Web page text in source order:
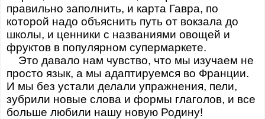
правильно заполнить, и карта Гавра, по
которой надо объяснить путь от вокзала до
школы, и ценники с названиями овощей и
фруктов в популярном супермаркете.
Это давало нам чувство, что мы изучаем не
просто язык, а мы адаптируемся во Франции.
И мы без устали делали упражнения, пели,
зубрили новые слова и формы глаголов, и все
больше любили нашу новую Родину!